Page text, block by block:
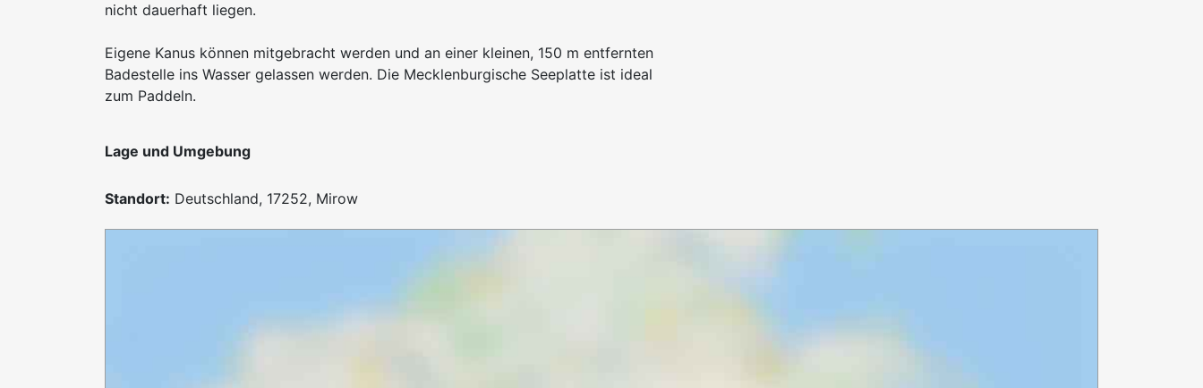
nicht dauerhaft liegen.
Eigene Kanus können mitgebracht werden und an einer kleinen, 150 m entfernten
Badestelle ins Wasser gelassen werden. Die Mecklenburgische Seeplatte ist ideal
zum Paddeln.
Lage und Umgebung
Standort: Deutschland, 17252, Mirow